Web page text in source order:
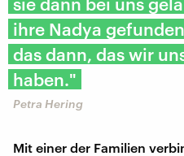
ihre Nadya
das dann, das wir
haben."
Petra Hering
Mit einer der Familien